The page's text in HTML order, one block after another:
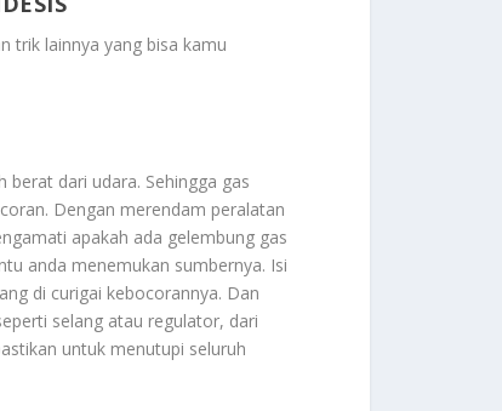
trik lainnya yang bisa kamu
dari udara. Sehingga gas
Dengan merendam peralatan
apakah ada gelembung gas
anda menemukan sumbernya. Isi
di curigai kebocorannya. Dan
selang atau regulator, dari
untuk menutupi seluruh